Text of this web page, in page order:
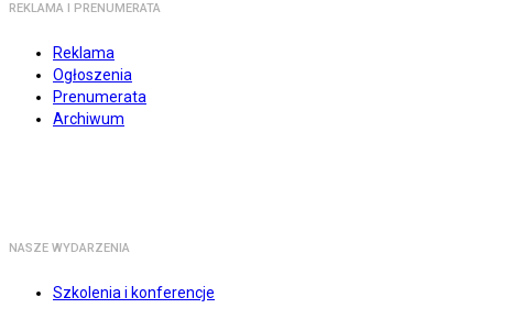
REKLAMA I PRENUMERATA
Reklama
Ogłoszenia
Prenumerata
Archiwum
NASZE WYDARZENIA
Szkolenia i konferencje